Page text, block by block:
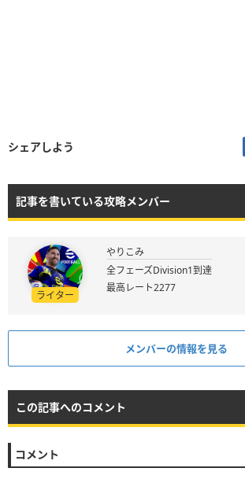
シェアしよう
記事を書いている攻略メンバー
ライター
やりこみ
全フェーズDivision1到達
最高レート2277
メンバーの情報を見る
この記事へのコメント
コメント